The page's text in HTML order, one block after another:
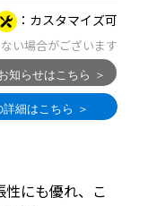
カスタマイズ可
い場合がございます
性にも優れ、こ